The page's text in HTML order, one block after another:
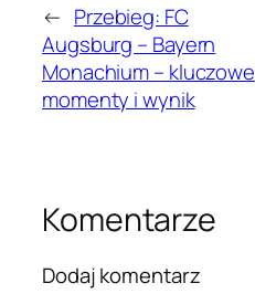
← Przebieg: FC
Augsburg – Bayern
Monachium – kluczowe
momenty i wynik
Komentarze
Dodaj komentarz